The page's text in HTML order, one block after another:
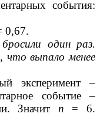
события:
0,67.
один раз.
что выпало менее
эксперимент –
событие –
Значит п = 6.